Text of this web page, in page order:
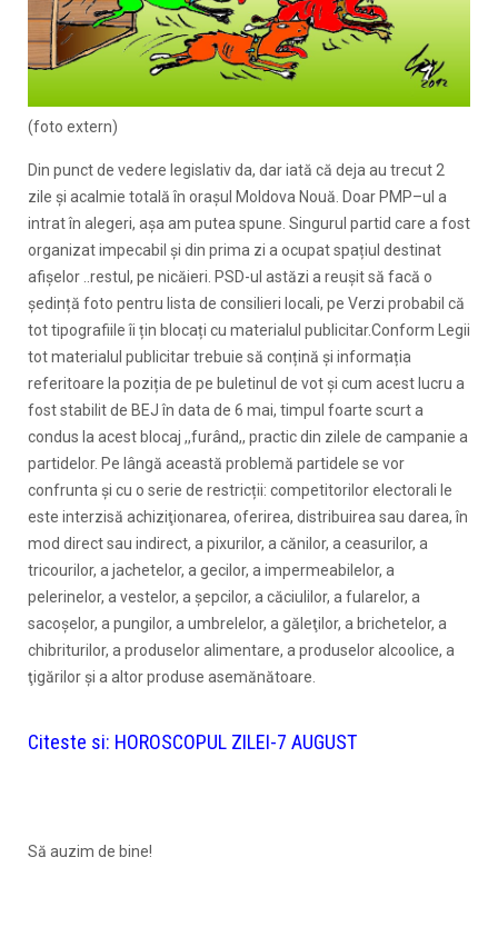
(foto extern)
Din punct de vedere legislativ da, dar iată că deja au trecut 2
zile și acalmie totală în orașul Moldova Nouă. Doar PMP–ul a
intrat în alegeri, așa am putea spune. Singurul partid care a fost
organizat impecabil și din prima zi a ocupat spațiul destinat
afișelor ..restul, pe nicăieri. PSD-ul astăzi a reușit să facă o
ședință foto pentru lista de consilieri locali, pe Verzi probabil că
tot tipografiile îi țin blocați cu materialul publicitar.Conform Legii
tot materialul publicitar trebuie să conțină și informația
referitoare la poziția de pe buletinul de vot și cum acest lucru a
fost stabilit de BEJ în data de 6 mai, timpul foarte scurt a
condus la acest blocaj ,,furând,, practic din zilele de campanie a
partidelor. Pe lângă această problemă partidele se vor
confrunta și cu o serie de restricții: competitorilor electorali le
este interzisă achiziţionarea, oferirea, distribuirea sau darea, în
mod direct sau indirect, a pixurilor, a cănilor, a ceasurilor, a
tricourilor, a jachetelor, a gecilor, a impermeabilelor, a
pelerinelor, a vestelor, a şepcilor, a căciulilor, a fularelor, a
sacoşelor, a pungilor, a umbrelelor, a găleţilor, a brichetelor, a
chibriturilor, a produselor alimentare, a produselor alcoolice, a
ţigărilor şi a altor produse asemănătoare.
Citeste si: HOROSCOPUL ZILEI-7 AUGUST
Să auzim de bine!